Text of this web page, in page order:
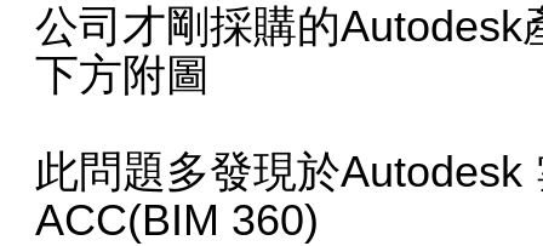
公司才剛採購的
下方附圖
此問題多發現於
ACC(BIM 360)